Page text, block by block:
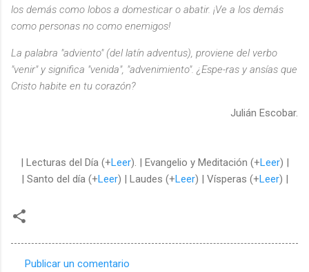
los demás como lobos a domesticar o abatir. ¡Ve a los demás
como personas no como enemigos!
La palabra "adviento" (del latín adventus), proviene del verbo
"venir" y significa "venida", "advenimiento". ¿Espe-ras y ansías que
Cristo habite en tu corazón?
Julián Escobar.
| Lecturas del Día (+Leer). | Evangelio y Meditación (+Leer) |
| Santo del día (+Leer) | Laudes (+Leer) | Vísperas (+Leer) |
Publicar un comentario